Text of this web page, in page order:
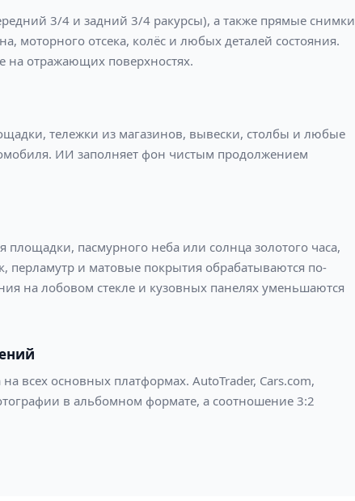
3/4 и задний 3/4 ракурсы), а также прямые снимки
моторного отсека, колёс и любых деталей состояния.
отражающих поверхностях.
тележки из магазинов, вывески, столбы и любые
ИИ заполняет фон чистым продолжением
площадки, пасмурного неба или солнца золотого часа,
перламутр и матовые покрытия обрабатываются по-
на лобовом стекле и кузовных панелях уменьшаются
всех основных платформах. AutoTrader, Cars.com,
в альбомном формате, а соотношение 3:2